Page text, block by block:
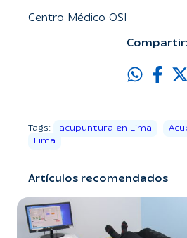
Centro Médico OSI
Compartir:
Tags: acupuntura en Lima
Lima
Artículos recomendados